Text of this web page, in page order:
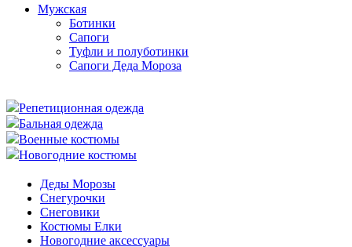
Мужская
Ботинки
Сапоги
Туфли и полуботинки
Сапоги Деда Мороза
Репетиционная одежда
Бальная одежда
Военные костюмы
Новогодние костюмы
Деды Морозы
Снегурочки
Снеговики
Костюмы Елки
Новогодние аксессуары